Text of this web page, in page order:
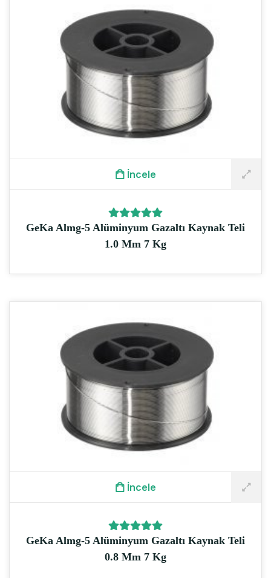
İncele
GeKa Almg-5 Alüminyum Gazaltı Kaynak Teli
1.0 Mm 7 Kg
İncele
GeKa Almg-5 Alüminyum Gazaltı Kaynak Teli
0.8 Mm 7 Kg